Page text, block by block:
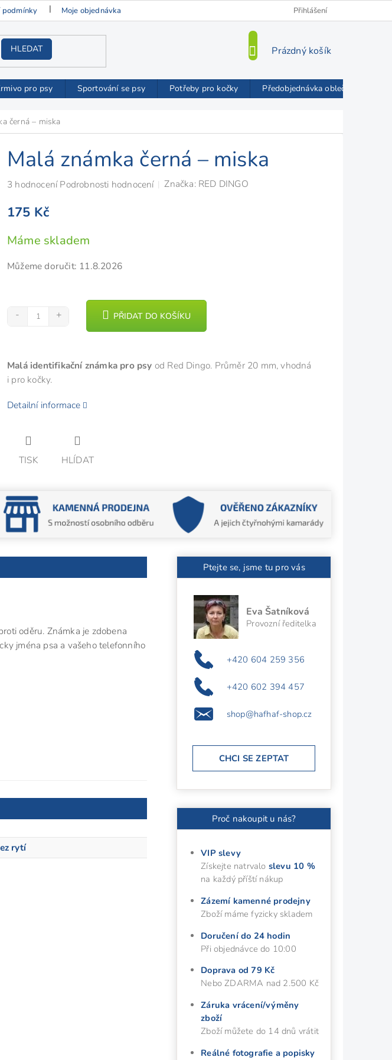
podmínky Moje objednávka VIP Slevy
Přihlášení
HLEDAT
NÁKUPNÍ
Prázdný košík
pro psy Sportování se psy Potřeby pro kočky Předobjednávka oblečků FMD
černá – miska
Malá známka černá – miska
Průměrné
produktu
5,0
5
3 hodnocení Podrobnosti hodnocení Značka: RED DINGO
175 Kč
Měrná
cena:
Máme skladem
Můžeme doručit: 11.8.2026
PŘIDAT DO KOŠÍKU
Malá identifikační známka pro psy od Red Dingo. Průměr 20 mm, vhodná
i pro kočky.
Detailní informace
TISK HLÍDAT
oděru. Známka je zdobena
jména psa a vašeho telefonního
rytí
Ptejte se, jsme tu pro vás
Eva Šatníková
Provozní ředitelka
+420 604 259 356
+420 602 394 457
shop@hafhaf-shop.cz
CHCI SE ZEPTAT
Proč nakoupit u nás?
VIP slevy
Získejte natrvalo slevu 10 %
na každý příští nákup
Zázemí kamenné prodejny
Zboží máme fyzicky skladem
Doručení do 24 hodin
Při objednávce do 10:00
Doprava od 79 Kč
Nebo ZDARMA nad 2.500 Kč
Záruka vrácení/výměny
zboží
Zboží můžete do 14 dnů vrátit
Reálné fotografie a popisky